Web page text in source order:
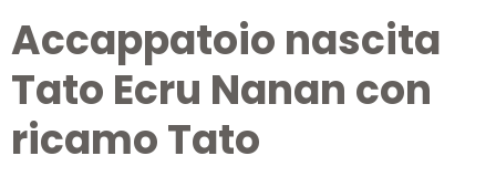
Accappatoio nascita
Tato Ecru Nanan con
ricamo Tato